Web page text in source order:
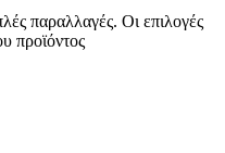
παραλλαγές. Οι επιλογές
προϊόντος